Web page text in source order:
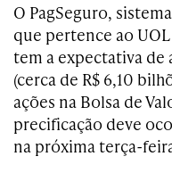
O PagSeguro,
que pertence ao
tem a expectativa de
(cerca de R$ 6,10
ações na Bolsa de
precificação deve
na próxima terça-